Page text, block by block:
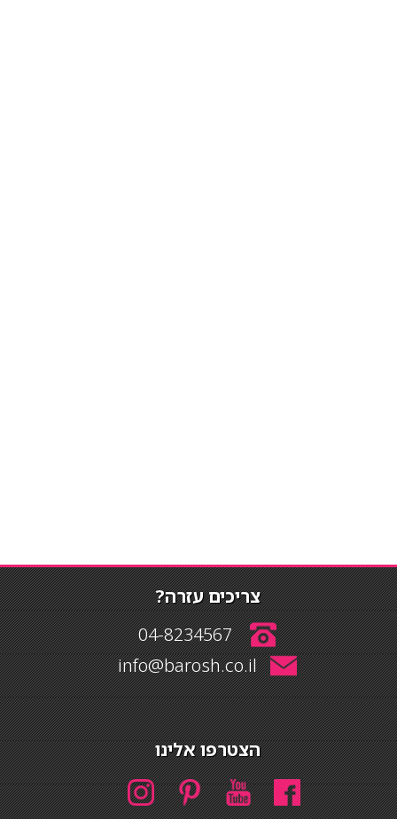
צריכים עזרה?
04-8234567
info@barosh.co.il
הצטרפו אלינו